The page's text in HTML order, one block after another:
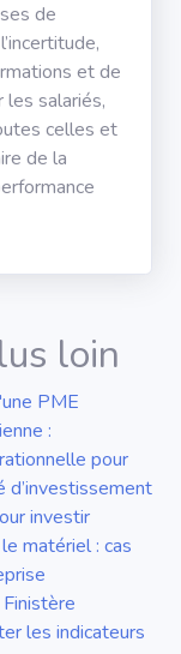
de
et de
les salariés,
celles et
de la
loin
PME
:
pour
d’investissement
investir
matériel : cas
les indicateurs